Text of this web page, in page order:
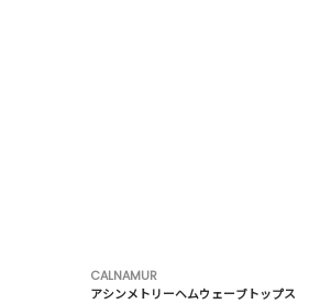
CALNAMUR
アシンメトリーヘムウェーブトップス